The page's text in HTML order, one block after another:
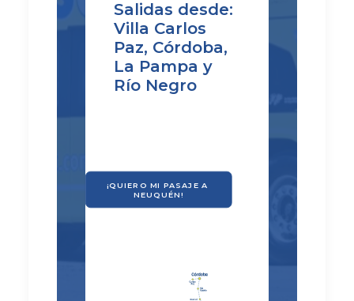
Salidas desde:
Villa Carlos
Paz, Córdoba,
La Pampa y
Río Negro
¡QUIERO MI PASAJE A
NEUQUÉN!